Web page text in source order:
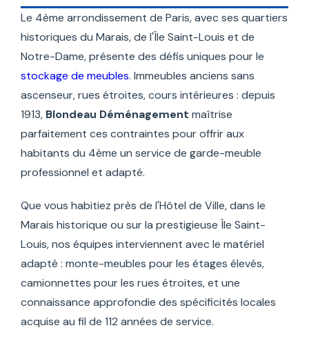
Le 4ème arrondissement de Paris, avec ses quartiers
historiques du Marais, de l'Île Saint-Louis et de
Notre-Dame, présente des défis uniques pour le
stockage de meubles. Immeubles anciens sans
ascenseur, rues étroites, cours intérieures : depuis
1913, Blondeau Déménagement maîtrise
parfaitement ces contraintes pour offrir aux
habitants du 4ème un service de garde-meuble
professionnel et adapté.
Que vous habitiez près de l'Hôtel de Ville, dans le
Marais historique ou sur la prestigieuse Île Saint-
Louis, nos équipes interviennent avec le matériel
adapté : monte-meubles pour les étages élevés,
camionnettes pour les rues étroites, et une
connaissance approfondie des spécificités locales
acquise au fil de 112 années de service.